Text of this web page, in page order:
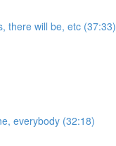
there will be, etc (37:33)
everybody (32:18)